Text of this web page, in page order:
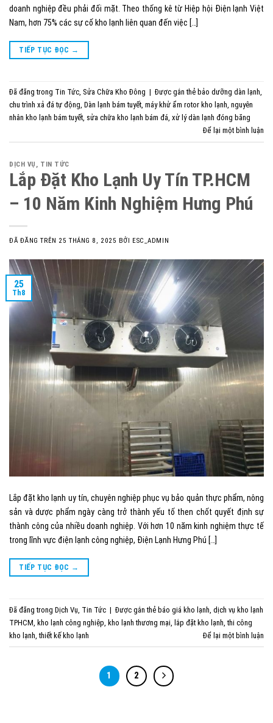
doanh nghiệp đều phải đối mặt. Theo thống kê từ Hiệp hội Điện lạnh Việt
Nam, hơn 75% các sự cố kho lạnh liên quan đến việc […]
TIẾP TỤC ĐỌC →
Đã đăng trong Tin Tức, Sửa Chữa Kho Đông | Được gắn thẻ bảo dưỡng dàn lạnh,
chu trình xả đá tự động, Dàn lạnh bám tuyết, máy khử ẩm rotor kho lạnh, nguyên
nhân kho lạnh bám tuyết, sửa chữa kho lạnh bám đá, xử lý dàn lạnh đóng băng
Để lại một bình luận
DỊCH VỤ , TIN TỨC
Lắp Đặt Kho Lạnh Uy Tín TP.HCM
– 10 Năm Kinh Nghiệm Hưng Phú
ĐÃ ĐĂNG TRÊN 25 THÁNG 8, 2025 BỞI ESC_ADMIN
25
Th8
Lắp đặt kho lạnh uy tín, chuyên nghiệp phục vụ bảo quản thực phẩm, nông
sản và dược phẩm ngày càng trở thành yếu tố then chốt quyết định sự
thành công của nhiều doanh nghiệp. Với hơn 10 năm kinh nghiệm thực tế
trong lĩnh vực điện lạnh công nghiệp, Điện Lạnh Hưng Phú […]
TIẾP TỤC ĐỌC →
Đã đăng trong Dịch Vụ Tin Tức | Được gắn thẻ báo giá kho lạnh dịch vụ kho lạnh
TPHCM kho lạnh công nghiệp kho lạnh thương mại lắp đặt kho lạnh ,thi công
kho lạnh ,thiết kế kho lạnh Để lại một bình luận
1 2